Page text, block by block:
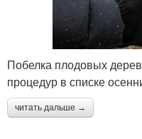
Побелка плодовых
процедур в списке
читать дальше →